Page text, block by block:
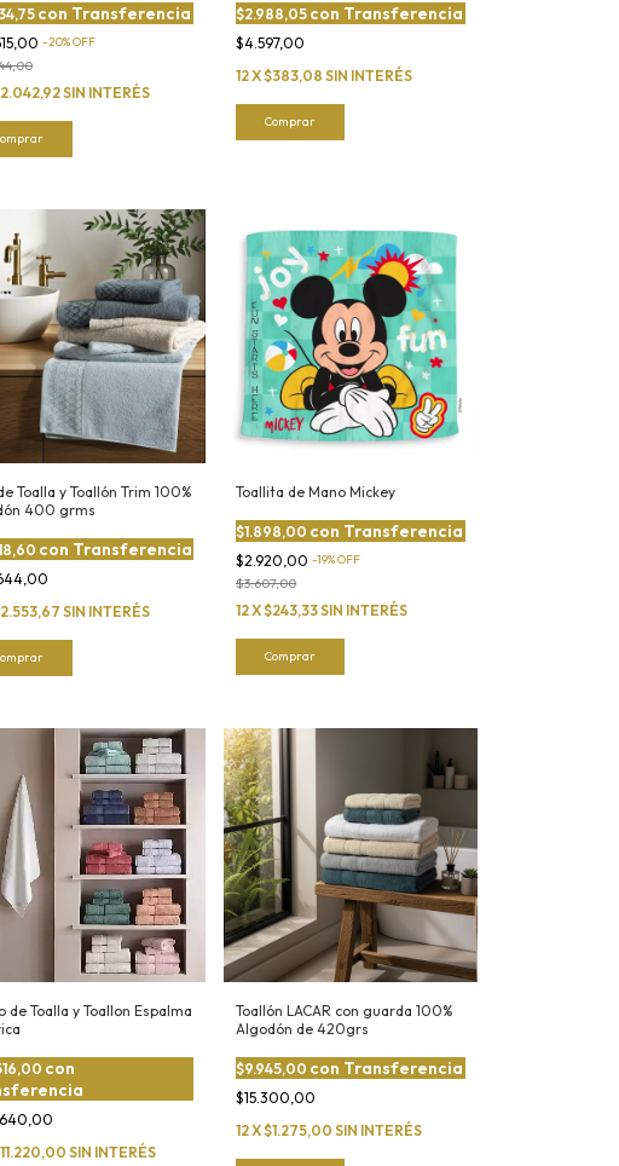
-20%OFF
con Transferencia
SIN INTERÉS
$4.597,00
$2.988,05 con Transferencia
12X$383,08 SIN INTERÉS
Comprar
Toalla y Toallón Trim 100%
400 grms
con Transferencia
SIN INTERÉS
Toallita de Mano Mickey
$2.920,00 -19%OFF
$3.607,00
$1.898,00 con Transferencia
12X$243,33SIN INTERÉS
de Toalla y Toallon Espalma
con
SIN INTERÉS
Toallón LACAR con guarda 100%
Algodón de 420grs
$15.300,00
$9.945,00 con Transferencia
12X$1.275,00 SIN INTERÉS